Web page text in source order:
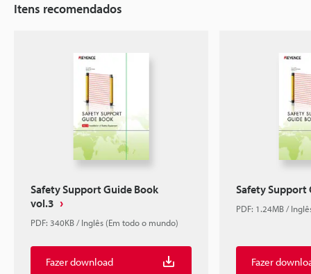
Itens recomendados
Safety Support Guide Book
vol.3
PDF: 340KB / Inglês (Em todo o mundo)
Fazer download
Safety Support
PDF: 1.24MB /
Fazer